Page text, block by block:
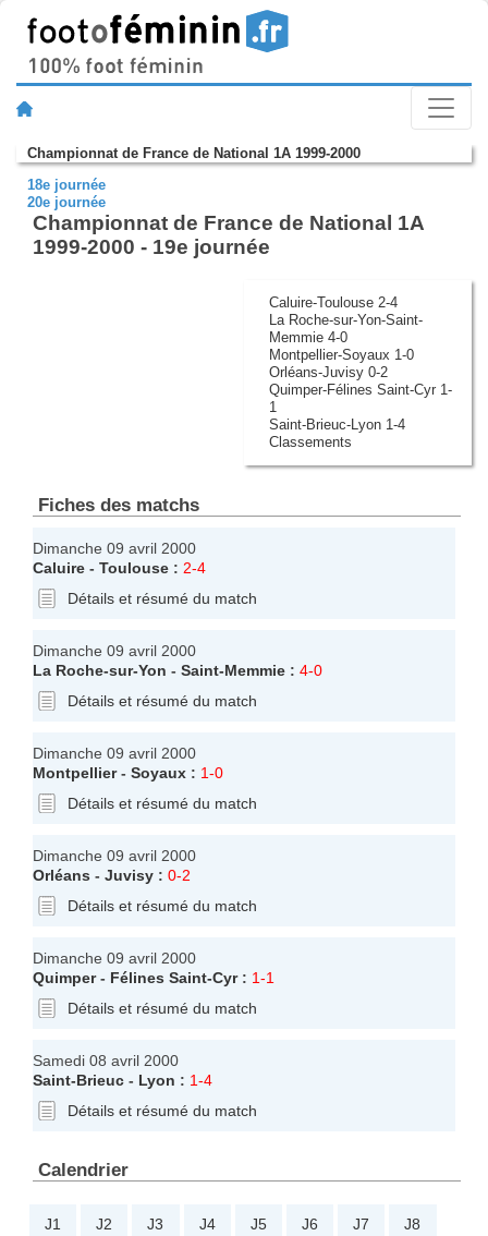
Championnat de France de National 1A 1999-2000
18e journée
20e journée
Championnat de France de National 1A
1999-2000 - 19e journée
Caluire-Toulouse 2-4
La Roche-sur-Yon-Saint-
Memmie 4-0
Montpellier-Soyaux 1-0
Orléans-Juvisy 0-2
Quimper-Félines Saint-Cyr 1-
1
Saint-Brieuc-Lyon 1-4
Classements
Fiches des matchs
Dimanche 09 avril 2000
Caluire - Toulouse : 2-4
Détails et résumé du match
Dimanche 09 avril 2000
La Roche-sur-Yon - Saint-Memmie : 4-0
Détails et résumé du match
Dimanche 09 avril 2000
Montpellier- Soyaux : 1-0
Détails et résumé du match
Dimanche 09 avril 2000
Orléans - Juvisy : 0-2
Détails et résumé du match
Dimanche 09 avril 2000
Quimper- Félines Saint-Cyr: 1-1
Détails et résumé du match
Samedi 08 avril 2000
Saint-Brieuc - Lyon : 1-4
Détails et résumé du match
Calendrier
J1 J2 J3 J4 J5 J6 J7 J8